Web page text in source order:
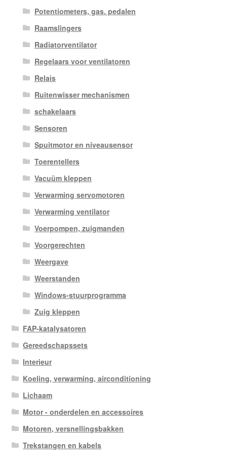
Potentiometers, gas. pedalen
Raamslingers
Radiatorventilator
Regelaars voor ventilatoren
Relais
Ruitenwisser mechanismen
schakelaars
Sensoren
Spuitmotor en niveausensor
Toerentellers
Vacuüm kleppen
Verwarming servomotoren
Verwarming ventilator
Voerpompen, zuigmanden
Voorgerechten
Weergave
Weerstanden
Windows-stuurprogramma
Zuig kleppen
FAP-katalysatoren
Gereedschapssets
Interieur
Koeling, verwarming, airconditioning
Lichaam
Motor - onderdelen en accessoires
Motoren, versnellingsbakken
Trekstangen en kabels